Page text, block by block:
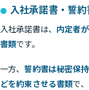
入社承諾書・誓
入社承諾書は、 内定者
書類です。
一方、 誓約書は秘密保
どを約束させる書類で